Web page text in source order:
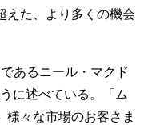
えた、より多くの機会
あるニール・マクド
に述べている。「ム
々な市場のお客さま